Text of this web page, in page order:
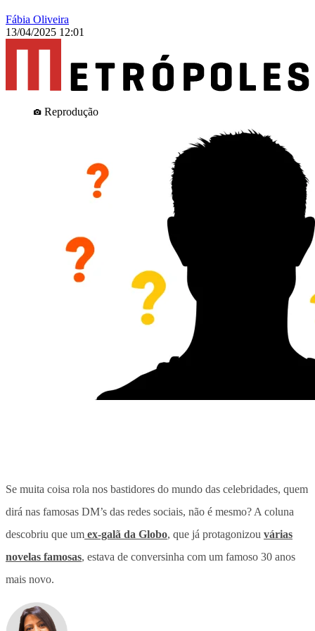
Fábia Oliveira
13/04/2025 12:01
Reprodução
Se muita coisa rola nos bastidores do mundo das celebridades, quem
dirá nas famosas DM’s das redes sociais, não é mesmo? A coluna
descobriu que um ex-galã da Globo, que já protagonizou várias
novelas famosas, estava de conversinha com um famoso 30 anos
mais novo.